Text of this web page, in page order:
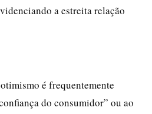
a estreita relação
é frequentemente
do consumidor” ou ao